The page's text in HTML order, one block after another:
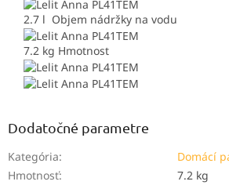
2.7 l Objem nádržky na vodu
7.2 kg Hmotnost
Dodatočné parametre
Kategória:
Domácí
Hmotnosť:
7.2 kg